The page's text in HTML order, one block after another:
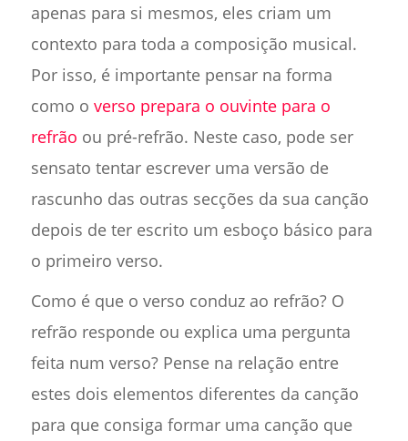
apenas para si mesmos, eles criam um
contexto para toda a composição musical.
Por isso, é importante pensar na forma
como o verso prepara o ouvinte para o
refrão ou pré-refrão. Neste caso, pode ser
sensato tentar escrever uma versão de
rascunho das outras secções da sua canção
depois de ter escrito um esboço básico para
o primeiro verso.
Como é que o verso conduz ao refrão? O
refrão responde ou explica uma pergunta
feita num verso? Pense na relação entre
estes dois elementos diferentes da canção
para que consiga formar uma canção que